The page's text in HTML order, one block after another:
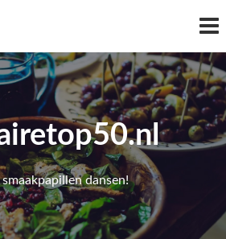
smaakpapillen dansen!